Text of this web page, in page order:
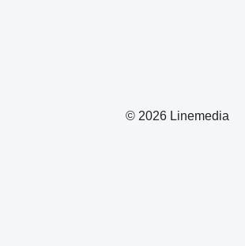
© 2026 Linemedia